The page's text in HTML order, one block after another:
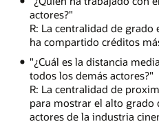
en
Lemony
Snicket
con
Meryl
Streep,
quien
apareció
actores?"
R: La centralidad de
ha compartido créditos
"¿Cuál es la distancia
todos los demás actores?"
R: La centralidad de
para mostrar el alto grado
actores de la industria